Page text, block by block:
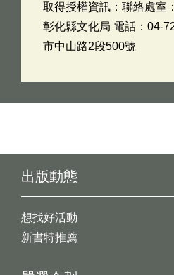
取得授權資訊：聯絡處室
彰化縣文化局 電話：04-
市中山路2段500號
出版動態
想找好活動
新書特推薦